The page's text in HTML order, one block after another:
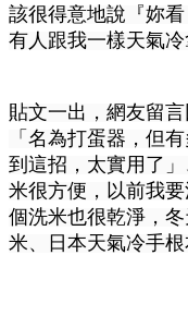
該很得意地說『妳
有人跟我一樣天氣冷
貼文一出，網友留
「名為打蛋器，但
到這招，太實用了
米很方便，以前我
個洗米也很乾淨，
米、日本天氣冷手